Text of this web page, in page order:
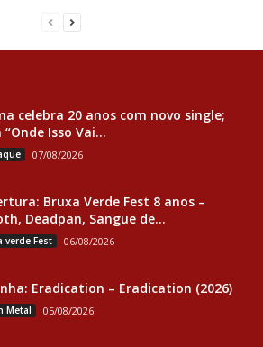
celebra 20 anos com novo single;
“Onde Isso Vai...
07/08/2026
Bruxa Verde Fest 8 anos –
Deadpan, Sangue de...
verde Fest 06/08/2026
Eradication – Eradication (2026)
Metal 05/08/2026